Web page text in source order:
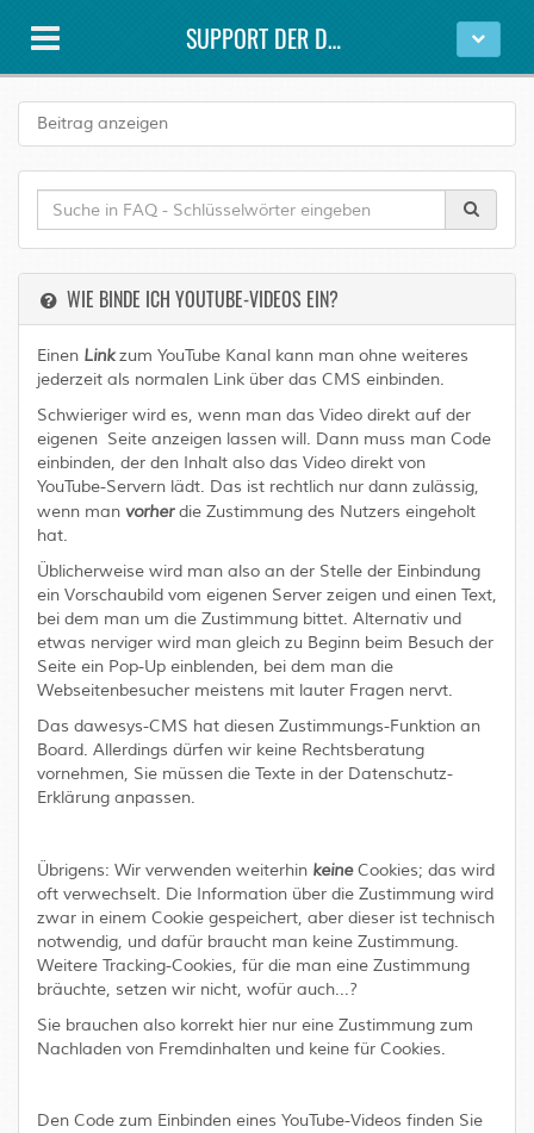
SUPPORT DER DAWESYS GMBH
Beitrag anzeigen
WIE BINDE ICH YOUTUBE-VIDEOS EIN?
Einen Linkzum YouTube Kanal kann man ohne weiteres
jederzeit als normalen Link über das CMS einbinden.
Schwieriger wird es, wenn man das Video direkt auf der
eigenen Seite anzeigen lassen will. Dann muss man Code
einbinden, der den Inhalt also das Video direkt von
YouTube-Servern lädt. Das ist rechtlich nur dann zulässig,
wenn man vorherdie Zustimmung des Nutzers eingeholt
hat.
Üblicherweise wird man also an der Stelle der Einbindung
ein Vorschaubild vom eigenen Server zeigen und einen Text,
bei dem man um die Zustimmung bittet. Alternativ und
etwas nerviger wird man gleich zu Beginn beim Besuch der
Seite ein Pop-Up einblenden, bei dem man die
Webseitenbesucher meistens mit lauter Fragen nervt.
Das dawesys-CMS hat diesen Zustimmungs-Funktion an
Board. Allerdings dürfen wir keine Rechtsberatung
vornehmen, Sie müssen die Texte in der Datenschutz-
Erklärung anpassen.
Übrigens: Wir verwenden weiterhin keineCookies; das wird
oft verwechselt. Die Information über die Zustimmung wird
zwar in einem Cookie gespeichert, aber dieser ist technisch
notwendig, und dafür braucht man keine Zustimmung.
Weitere Tracking-Cookies, für die man eine Zustimmung
bräuchte, setzen wir nicht, wofür auch...?
Sie brauchen also korrekt hier nur eine Zustimmung zum
Nachladen von Fremdinhalten und keine für Cookies.
Den Code zum Einbinden eines YouTube-Videos finden Sie